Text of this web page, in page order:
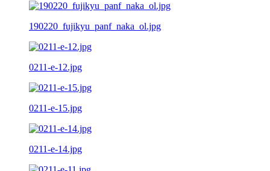
190220_fujikyu_panf_naka_ol.jpg
0211-e-12.jpg
0211-e-15.jpg
0211-e-14.jpg